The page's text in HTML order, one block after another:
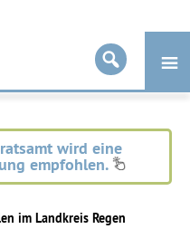
wird eine
empfohlen.
im Landkreis Regen